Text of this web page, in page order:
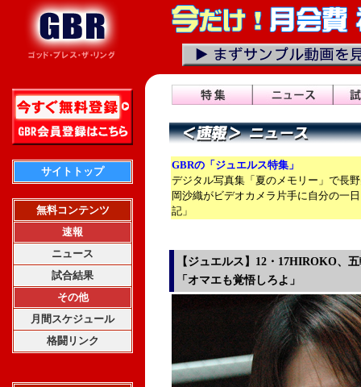
サイトトップ
無料コンテンツ
速報
ニュース
試合結果
その他
月間スケジュール
格闘リンク
GBRの「ジュエルス特集」
デジタル写真集「夏のメモリー」で長
岡沙織がビデオカメラ片手に自分の一
記」
【ジュエルス】12・17HIROKO、
「オマエも覚悟しろよ」